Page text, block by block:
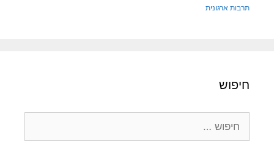
תרבות ארגונית
חיפוש